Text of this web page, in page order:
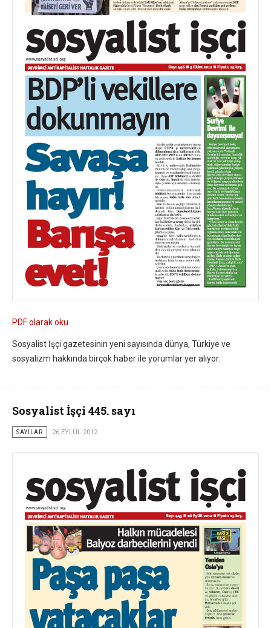
PDF olarak oku
Sosyalist İşçi gazetesinin yeni sayısında dünya, Türkiye ve
sosyalizm hakkında birçok haber ile yorumlar yer alıyor.
Sosyalist İşçi 445. sayı
SAYILAR 26 EYLÜL 2012